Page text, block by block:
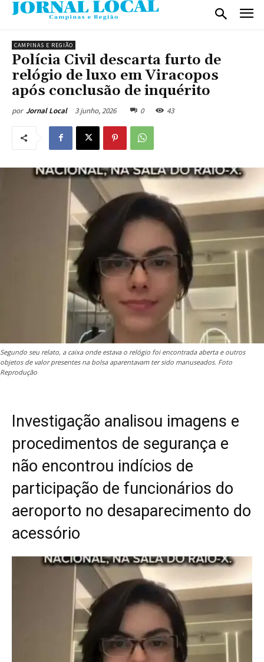
CAMPINAS E REGIÃO
Polícia Civil descarta furto de
relógio de luxo em Viracopos
após conclusão de inquérito
por Jornal Local 3 junho, 2026 0 43
Segundo seu relato, a caixa onde estava o relógio foi encontrada aberta e outros
objetos de valor presentes na bolsa aparentavam ter sido manuseados. Foto
Reprodução
Investigação analisou imagens e
procedimentos de segurança e
não encontrou indícios de
participação de funcionários do
aeroporto no desaparecimento do
acessório